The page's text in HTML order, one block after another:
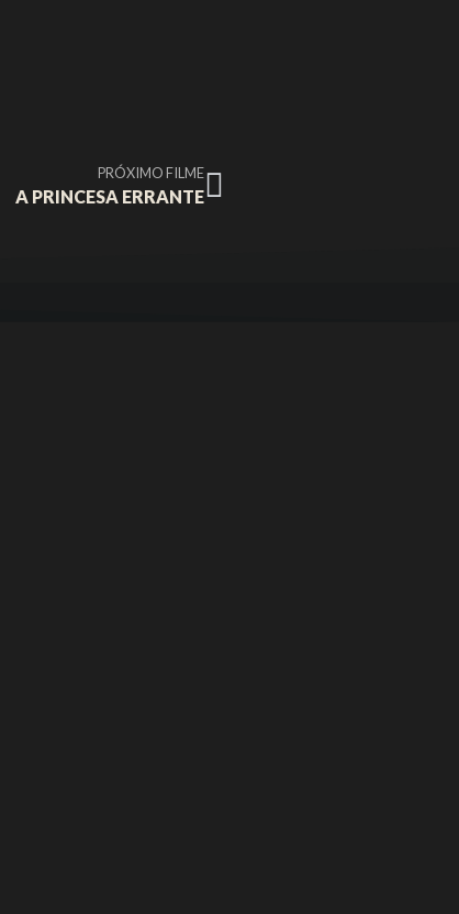
PRÓXIMO FILME
A PRINCESA ERRANTE